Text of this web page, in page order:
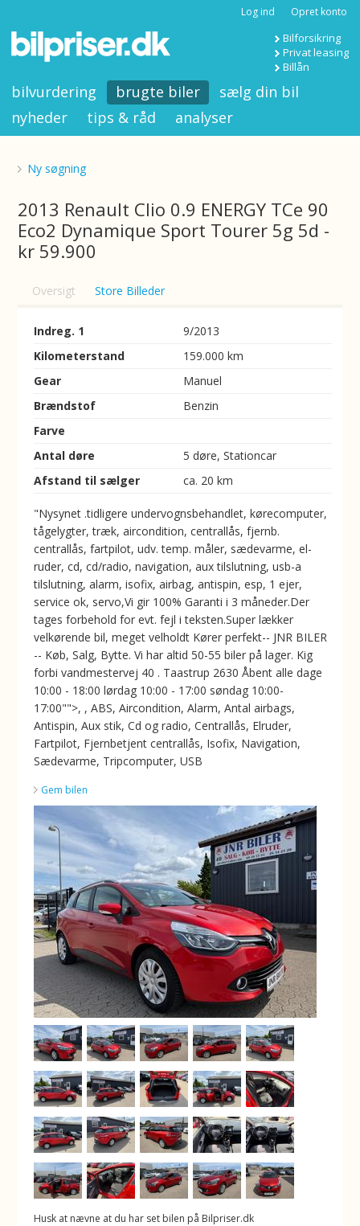
Log ind Opret konto
Bilforsikring
Privat leasing
Billån
bilvurdering brugte biler
sælg din bil
nyheder
tips & råd analyser
Ny søgning
2013 Renault Clio 0.9 ENERGY TCe 90
Eco2 Dynamique Sport Tourer 5g 5d -
kr 59.900
Oversigt Store Billeder
Indreg. 1
9/2013
Kilometerstand
159.000 km
Gear
Manuel
Brændstof
Benzin
Farve
Antal døre
5 døre, Stationcar
Afstand til sælger
ca. 20 km
"Nysynet .tidligere undervognsbehandlet, kørecomputer,
tågelygter, træk, aircondition, centrallås, fjernb.
centrallås, fartpilot, udv. temp. måler, sædevarme, el-
ruder, cd, cd/radio, navigation, aux tilslutning, usb-a
tilslutning, alarm, isofix, airbag, antispin, esp, 1 ejer,
service ok, servo,Vi gir 100% Garanti i 3 måneder.Der
tages forbehold for evt. fejl i teksten.Super lækker
velkørende bil, meget velholdt Kører perfekt-- JNR BILER
-- Køb, Salg, Bytte. Vi har altid 50-55 biler på lager. Kig
forbi vandmestervej 40 . Taastrup 2630 Åbent alle dage
10:00 - 18:00 lørdag 10:00 - 17:00 søndag 10:00-
17:00"">, , ABS, Aircondition, Alarm, Antal airbags,
Antispin, Aux stik, Cd og radio, Centrallås, Elruder,
Fartpilot, Fjernbetjent centrallås, Isofix, Navigation,
Sædevarme, Tripcomputer, USB
Gem bilen
Husk at nævne at du har set bilen på Bilpriser.dk